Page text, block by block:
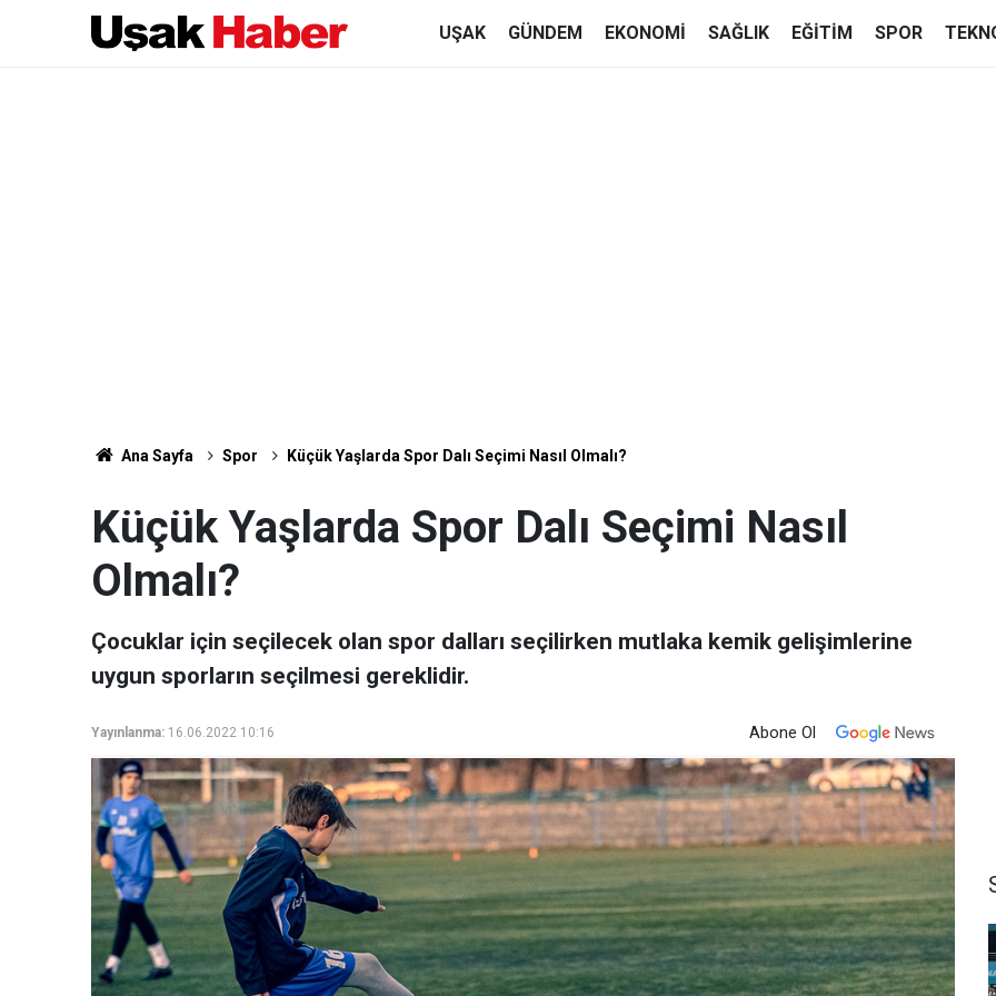
UŞAK GÜNDEM EKONOMI SAĞLIK EĞITIM SPOR
Ana Sayfa Spor Küçük Yaşlarda Spor Dalı Seçimi Nasıl Olmalı?
Küçük Yaşlarda Spor Dalı Seçimi Nasıl
Olmalı?
Çocuklar için seçilecek olan spor dalları seçilirken mutlaka kemik gelişimlerine
uygun sporların seçilmesi gereklidir.
Yayınlanma: 16.06.2022 10:16 Abone Ol